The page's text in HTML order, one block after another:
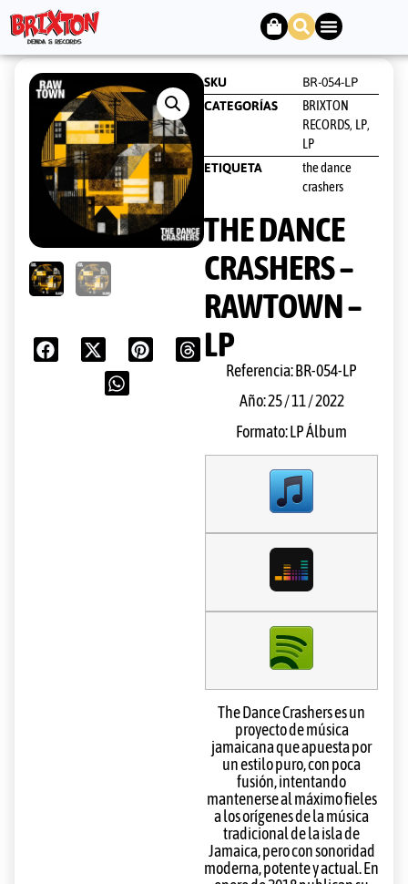
SKU
BR-054-LP
CATEGORÍAS
BRIXTON
RECORDS, LP,
LP
ETIQUETA
the dance
crashers
THE DANCE
CRASHERS –
RAWTOWN –
LP
Referencia: BR-054-LP
Año: 25 / 11 / 2022
Formato: LP Álbum
The Dance Crashers es un
proyecto de música
jamaicana que apuesta por
un estilo puro, con poca
fusión, intentando
mantenerse al máximo fieles
a los orígenes de la música
tradicional de la isla de
Jamaica, pero con sonoridad
moderna, potente y actual. En